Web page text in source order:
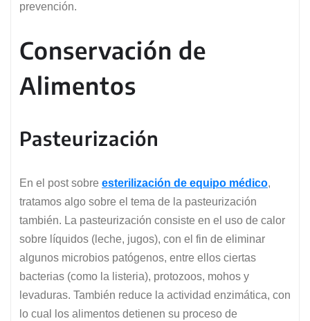
prevención.
Conservación de
Alimentos
Pasteurización
En el post sobre esterilización de equipo médico,
tratamos algo sobre el tema de la pasteurización
también. La pasteurización consiste en el uso de calor
sobre líquidos (leche, jugos), con el fin de eliminar
algunos microbios patógenos, entre ellos ciertas
bacterias (como la listeria), protozoos, mohos y
levaduras. También reduce la actividad enzimática, con
lo cual los alimentos detienen su proceso de